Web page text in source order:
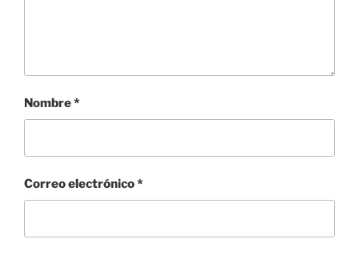
Nombre*
Correo electrónico*